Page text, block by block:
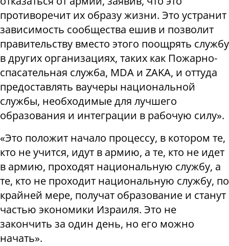
противоречит их образу жизни. Это устранит
зависимость сообщества ешив и позволит
правительству вместо этого поощрять службу
в других организациях, таких как Пожарно-
спасательная служба, MDA и ZAKA, и оттуда
предоставлять ваучеры национальной
службы, необходимые для лучшего
образования и интеграции в рабочую силу».
«Это положит начало процессу, в котором те,
кто не учится, идут в армию, а те, кто не идет
в армию, проходят национальную службу, а
те, кто не проходит национальную службу, по
крайней мере, получат образование и станут
частью экономики Израиля. Это не
закончить за один день, но его можно
начать».